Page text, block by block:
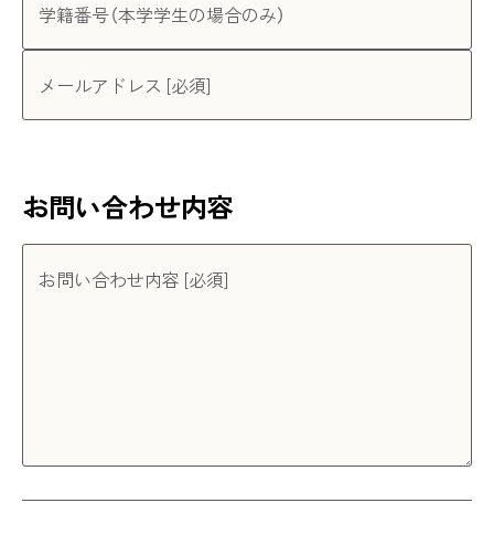
学籍番号（本学学生の場合のみ）
メールアドレス [必須]
お問い合わせ内容
お問い合わせ内容 [必須]